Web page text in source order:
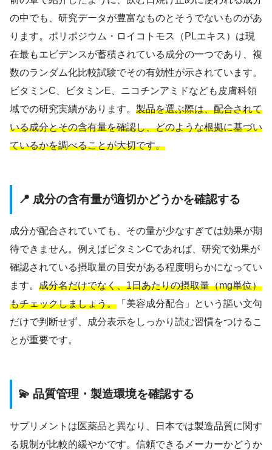
の中でも、研究データが豊富なものとそうでないものがあ
ります。ポリポジウム・ロイコトモス（PLエキス）は現
在最もエビデンスが蓄積されている成分の一つであり、複
数のランダム化比較試験でその有効性が示されています。
ビタミンC、ビタミンE、ニコチンアミドなども皮膚科領
域での研究実績があります。 製品を選ぶ際は、配合されて
いる成分とその含有量を確認し、どのような根拠に基づい
ているかを調べることが大切です。
📍 成分の含有量が適切かどうかを確認する
成分が配合されていても、その量が少なすぎては効果が期
待できません。例えばビタミンCであれば、研究で効果が
確認されている摂取量の目安がある程度明らかになってい
ます。 成分名だけでなく、1日あたりの摂取量（mg単位）
もチェックしましょう。 「美容成分配合」という謳い文句
だけで判断せず、成分表示をしっかり読む習慣をつけるこ
とが重要です。
💫 品質管理・製造環境を確認する
サプリメントは医薬品と異なり、日本では製造品質に関す
る規制が比較的緩やかです。信頼できるメーカーかどうか